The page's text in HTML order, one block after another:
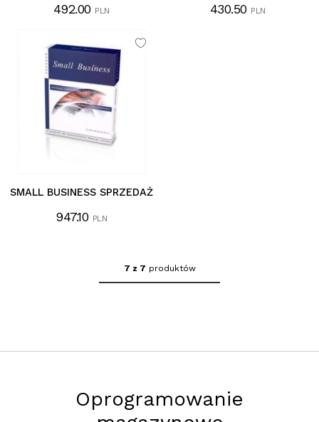
492.00 PLN 430.50 PLN
SMALL BUSINESS SPRZEDAŻ
947.10 PLN
7 z 7 produktów
Oprogramowanie